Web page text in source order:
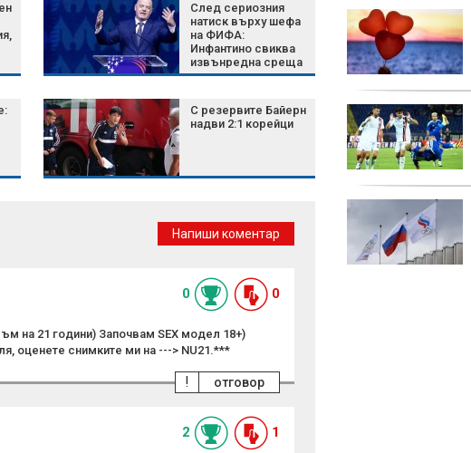
След сериозния
натиск върху шефа
на ФИФА:
Инфантино свиква
извънредна среща
на върха на
С резервите Байерн
надви 2:1 корейци
Green Day пусна
денонощен канал в
YouTube
Затягат контрола по
плажовете в
Напиши коментар
0 0
на 21 години) Започвам SEX модел 18+)
оценете снимките ми на ---> NU21.***
отговор
!
2 1